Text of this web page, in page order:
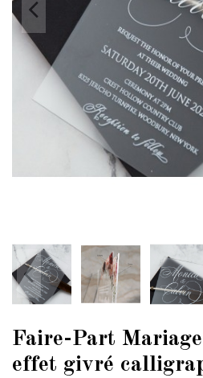
Faire-Part
effet givré